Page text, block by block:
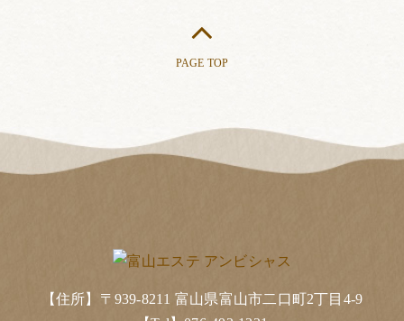
PAGE TOP
【住所】〒939-8211 富山県富山市二口町2丁目4-9